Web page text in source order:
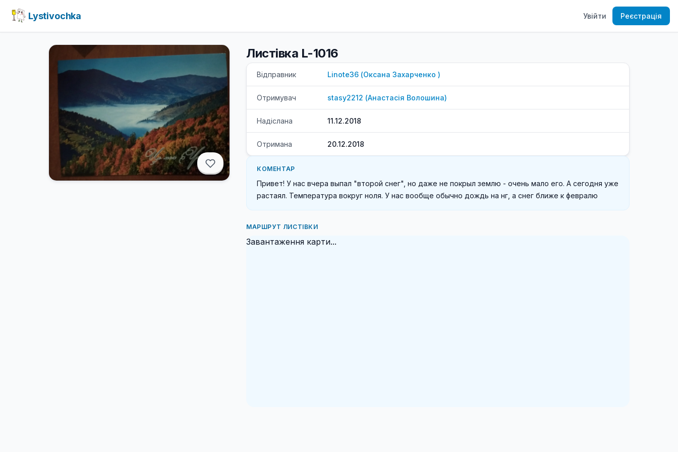
Lystivochka Увійти Реєстрація
Листівка L-1016
Відправник Linote36 (Оксана Захарченко )
Отримувач stasy2212 (Анастасія Волошина)
Надіслана 11.12.2018
Отримана 20.12.2018
КОМЕНТАР
Привет! У нас вчера выпал "второй снег", но даже не покрыл землю - очень мало его. А сегодня уже
растаял. Температура вокруг ноля. У нас вообще обычно дождь на нг, а снег ближе к февралю
МАРШРУТ ЛИСТІВКИ
Завантаження карти...